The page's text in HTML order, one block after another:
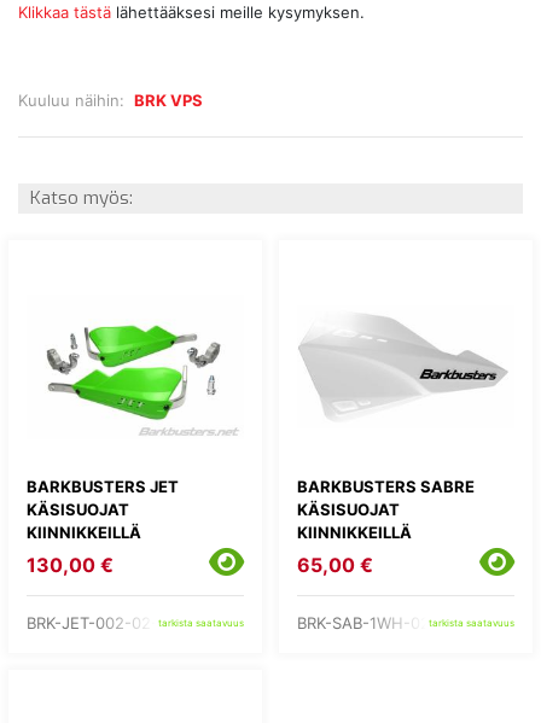
Kuuluu näihin: BRK VPS
Klikkaa tästä lähettääksesi meille kysymyksen.
Katso myös:
BARKBUSTERS JET
KÄSISUOJAT
KIINNIKKEILLÄ
130,00 €
BRK-JET-002-02-GRtarkista saatavuus
BARKBUSTERS SABRE
KÄSISUOJAT
KIINNIKKEILLÄ
65,00 €
BRK-SAB-1WH-02-WHtarkista saatavuus